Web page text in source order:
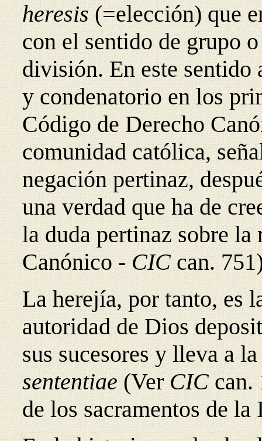
heresis(=elección) que
con el sentido de grupo
división. En este
y condenatorio en los
Código de Derecho
comunidad católica,
negación pertinaz,
una verdad que ha de
la duda pertinaz sobre la
Canónico -CICcan.
La herejía, por tanto, es
autoridad de Dios
sus sucesores y lleva a
sententiae(VerCICcan.
de los sacramentos de la